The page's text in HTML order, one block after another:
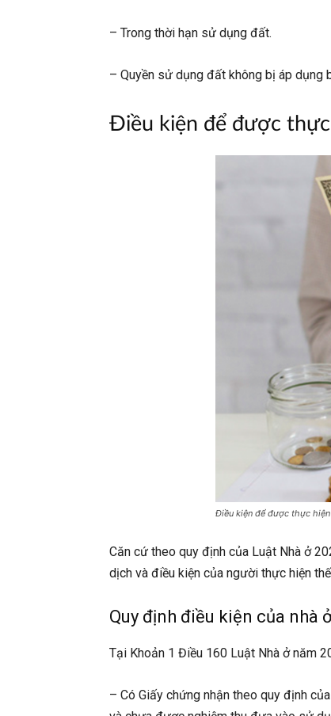
– Trong thời hạn sử dụng đất.
– Quyền sử dụng đất không bị áp dụng
Điều kiện để được
Điều kiện để được thực
Căn cứ theo quy định của Luật Nhà ở
dịch và điều kiện của người thực hiện
Quy định điều kiện của nhà
Tại Khoản 1 Điều 160 Luật Nhà ở năm
– Có Giấy chứng nhận theo quy định